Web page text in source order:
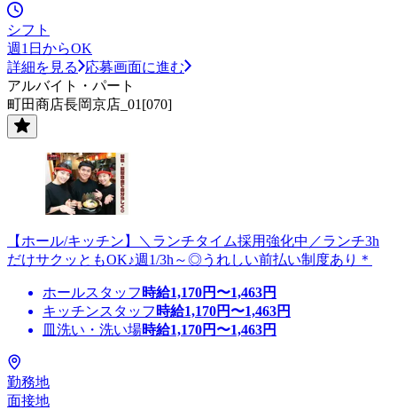
シフト
週1日からOK
詳細を見る
応募画面に進む
アルバイト・パート
町田商店長岡京店_01[070]
【ホール/キッチン】＼ランチタイム採用強化中／ランチ3h
だけサクッともOK♪週1/3h～◎うれしい前払い制度あり＊
ホールスタッフ 時給1,170円〜1,463円
キッチンスタッフ 時給1,170円〜1,463円
皿洗い・洗い場時給1,170円〜1,463円
勤務地
面接地